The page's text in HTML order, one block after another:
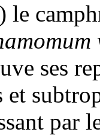
le
ses
et
par